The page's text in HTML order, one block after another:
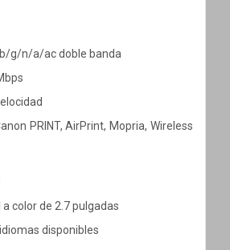
b/g/n/a/ac doble banda
PRINT, AirPrint, Mopria, Wireless
a color de 2.7 pulgadas
disponibles